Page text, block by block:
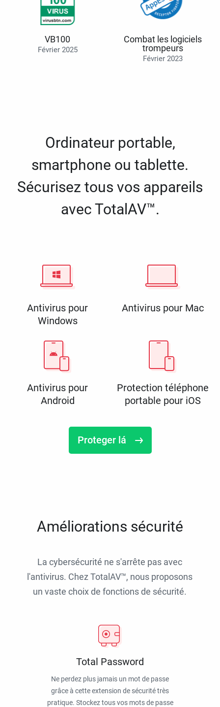
VB100
Février 2025
Combat les logiciels
trompeurs
Février 2023
Ordinateur portable,
smartphone ou tablette.
Sécurisez tous vos appareils
avec TotalAV™.
Antivirus pour
Windows
Antivirus pour Mac
Antivirus pour
Android
Protection téléphone
portable pour iOS
Proteger lá
Améliorations sécurité
La cybersécurité ne s'arrête pas avec
l'antivirus. Chez TotalAV™, nous proposons
un vaste choix de fonctions de sécurité.
Total Password
Ne perdez plus jamais un mot de passe
grâce à cette extension de sécurité très
pratique. Stockez tous vos mots de passe